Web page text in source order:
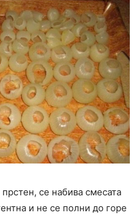
се набива смесата
и не се полни до горе